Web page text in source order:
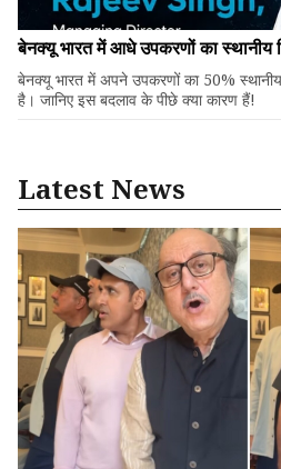
बेनक्यू भारत में आधे उपकरणों का स्थानीय
बेनक्यू भारत में अपने उपकरणों का 50%
है। जानिए इस बदलाव के पीछे क्या कारण हैं!
Latest News